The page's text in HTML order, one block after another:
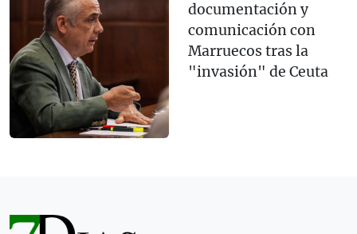
documentación y
comunicación con
Marruecos tras la
"invasión" de Ceuta